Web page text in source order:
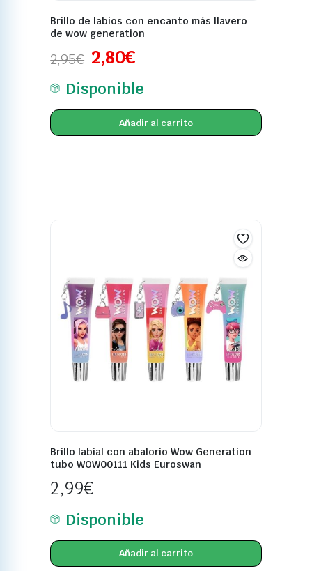
Brillo de labios con encanto más llavero
de wow generation
2,95€ 2,80€
Disponible
Añadir al carrito
Brillo labial con abalorio Wow Generation
tubo WOW00111 Kids Euroswan
2,99€
Disponible
Añadir al carrito